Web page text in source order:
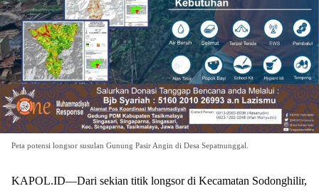
Peta potensi longsor susulan Gunung Pasir Angin di Desa Sepatnunggal.
KAPOL.ID—Dari sekian titik longsor di Kecamatan Sodonghilir,